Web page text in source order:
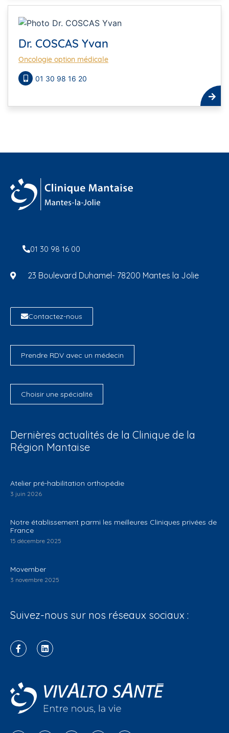
Dr. COSCAS Yvan
Oncologie option médicale
01 30 98 16 20
01 30 98 16 00
23 Boulevard Duhamel- 78200 Mantes la Jolie
Contactez-nous
Prendre RDV avec un médecin
Choisir une spécialité
Dernières actualités de la Clinique de la
Région Mantaise
Atelier pré-habilitation orthopédie
3 juin 2026
Notre établissement parmi les meilleures Cliniques privées de
France
15 décembre 2025
Movember
3 novembre 2025
Suivez-nous sur nos réseaux sociaux :